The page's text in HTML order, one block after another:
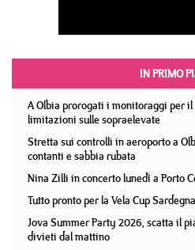
IN PRIMO
A Olbia prorogati i monitoraggi per
limitazioni sulle sopraelevate
Stretta sui controlli in aeroporto a
contanti e sabbia rubata
Nina Zilli in concerto lunedì a Porto
Tutto pronto per la Vela Cup
Jova Summer Party 2026, scatta il
divieti dal mattino